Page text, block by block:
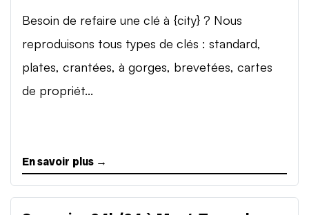
Besoin de refaire une clé à {city} ? Nous
reproduisons tous types de clés : standard,
plates, crantées, à gorges, brevetées, cartes
de propriét...
En savoir plus →